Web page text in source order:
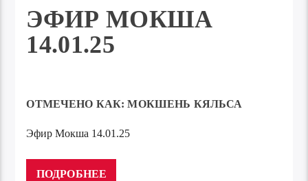
ЭФИР МОКША
14.01.25
ОТМЕЧЕНО КАК:МОКШЕНЬ КЯЛЬСА
Эфир Мокша 14.01.25
ПОДРОБНЕЕ